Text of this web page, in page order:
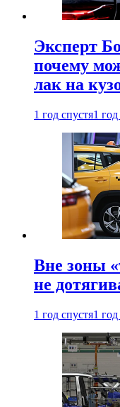
Эксперт
почему
лак на
1 год спустя1
Вне зоны
не
1 год спустя1